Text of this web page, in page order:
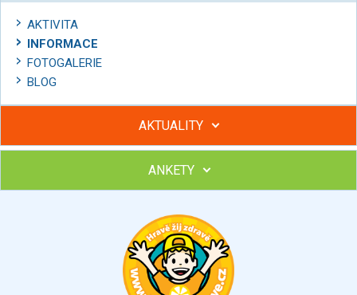
AKTIVITA
INFORMACE
FOTOGALERIE
BLOG
AKTUALITY
Hubněte s podporou lektorky a skupiny v kurzech STOBu
Chcete poradit s hubnutím? Najděte si odborníka STOBu ve
ANKETY